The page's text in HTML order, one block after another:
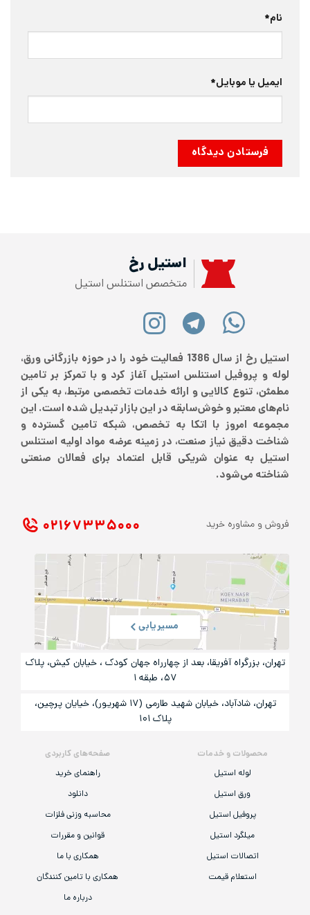
نام*
ایمیل یا موبایل*
استیل رخ
متخصص استنلس استیل
استیل رخ از سال 1386 فعالیت خود را در حوزه بازرگانی ورق،
لوله و پروفیل استنلس استیل آغاز کرد و با تمرکز بر تامین
مطمئن، تنوع کالایی و ارائه خدمات تخصصی مرتبط، به یکی از
نام‌های معتبر و خوش‌سابقه در این بازار تبدیل شده است. این
مجموعه امروز با اتکا به تخصص، شبکه تامین گسترده و
شناخت دقیق نیاز صنعت، در زمینه عرضه مواد اولیه استنلس
استیل به عنوان شریکی قابل اعتماد برای فعالان صنعتی
شناخته می‌شود.
محصولات و خدمات
لوله استیل
ورق استیل
پروفیل استیل
میلگرد استیل
اتصالات استیل
استعلام قیمت
صفحه‌های کاربردی
راهنمای خرید
دانلود
محاسبه وزنی فلزات
قوانین و مقررات
همکاری با ما
همکاری با تامین کنندگان
درباره ما
فروش و مشاوره خرید ۰۲۱ ۶۷۳۳۵۰۰۰
مسیریابی
تهران، بزرگراه آفریقا، بعد از چهارراه جهان کودک ، خیابان کیش، پلاک
۵۷، طبقه ۱
تهران، شادآباد، خیابان شهید طارمی (۱۷ شهریور)، خیایان پرچین،
پلاک ۱۰۱